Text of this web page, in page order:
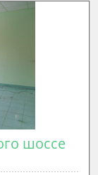
шоссе